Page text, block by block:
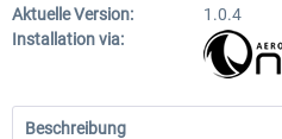
Aktuelle Version:
1.0.4
Installation via:
Beschreibung